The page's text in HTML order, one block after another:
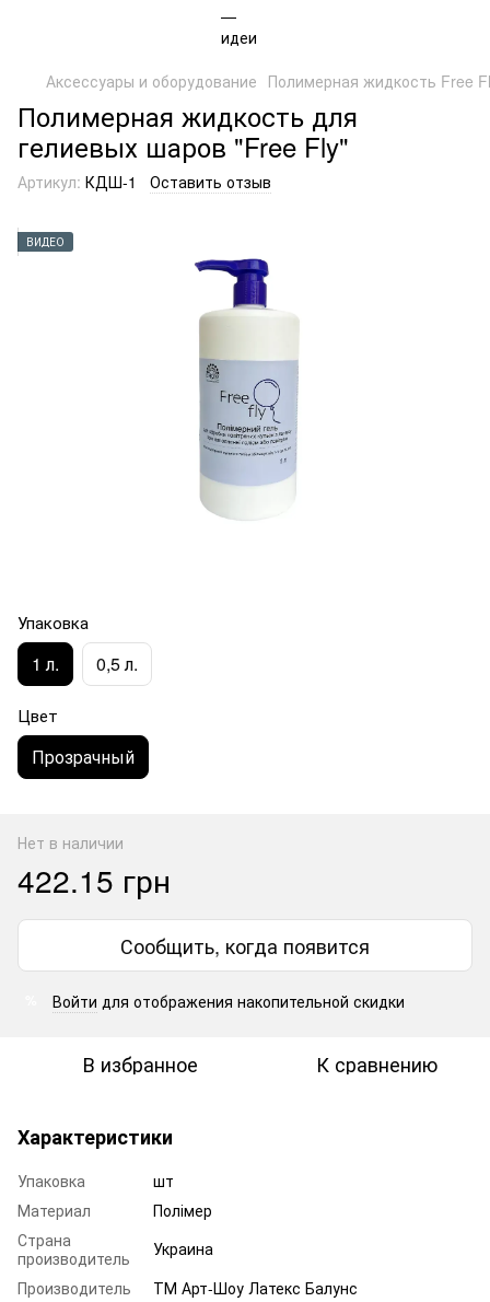
Аксессуары и оборудование Полимерная жидкость Free
Полимерная жидкость для
гелиевых шаров "Free Fly"
Артикул: КДШ-1 Оставить отзыв
ВИДЕО
Упаковка
1 л. 0,5 л.
Цвет
Прозрачный
Нет в наличии
422.15 грн
Сообщить, когда появится
Войти для отображения накопительной скидки
В избранное К сравнению
Характеристики
Упаковка
шт
Материал
Полімер
Страна
производитель
Украина
Производитель
ТМ Арт-Шоу Латекс Балунс